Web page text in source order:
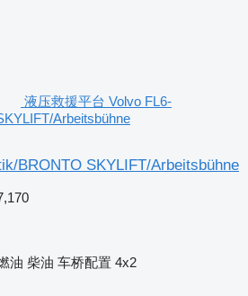
液压救援平台 Volvo FL6-
Arbeitsbühne
BRONTO SKYLIFT/Arbeitsbühne
油 柴油 车桥配置 4x2